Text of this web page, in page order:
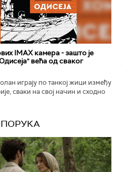
IMAX камера - зашто је
већа од сваког
играју по танкој жици између
сваки на свој начин и сходно